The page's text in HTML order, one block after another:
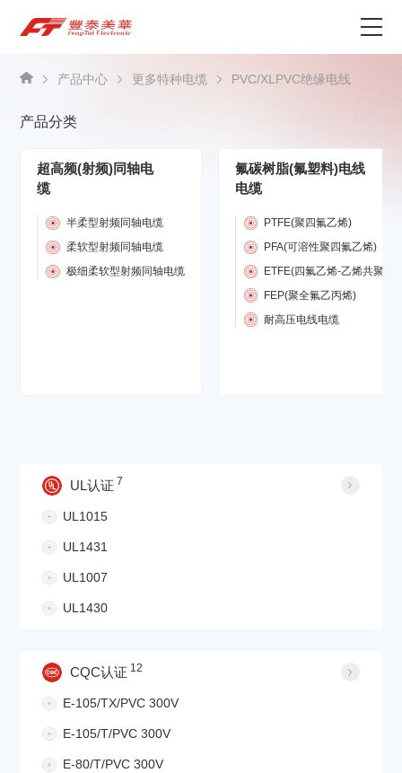
为什么选择丰泰？
产品中心
关于我们
资讯中心
联系我们
产品中心 更多特种电缆 PVC/XLPVC绝缘电线
产品分类
超高频(射频)同轴电
缆
半柔型射频同轴电缆
柔软型射频同轴电缆
极细柔软型射频同轴电缆
氟碳树脂(氟塑料)电线
电缆
PTFE(聚四氟乙烯)
PFA(可溶性聚四氟乙烯)
ETFE(四氟乙烯-乙烯共聚物)
FEP(聚全氟乙丙烯)
耐高压电线电缆
UL认证 7
UL1015
UL1431
UL1007
UL1430
CQC认证 12
E-105/TX/PVC 300V
E-105/T/PVC 300V
E-80/T/PVC 300V